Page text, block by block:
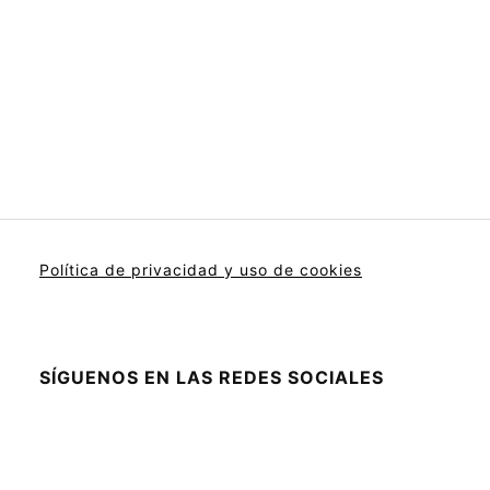
Política de privacidad y uso de cookies
SÍGUENOS EN LAS REDES SOCIALES